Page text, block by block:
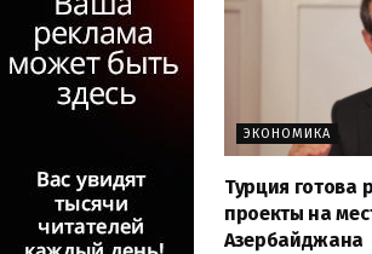
ЭКОНОМИКА
Турция готова
проекты на
Азербайджана